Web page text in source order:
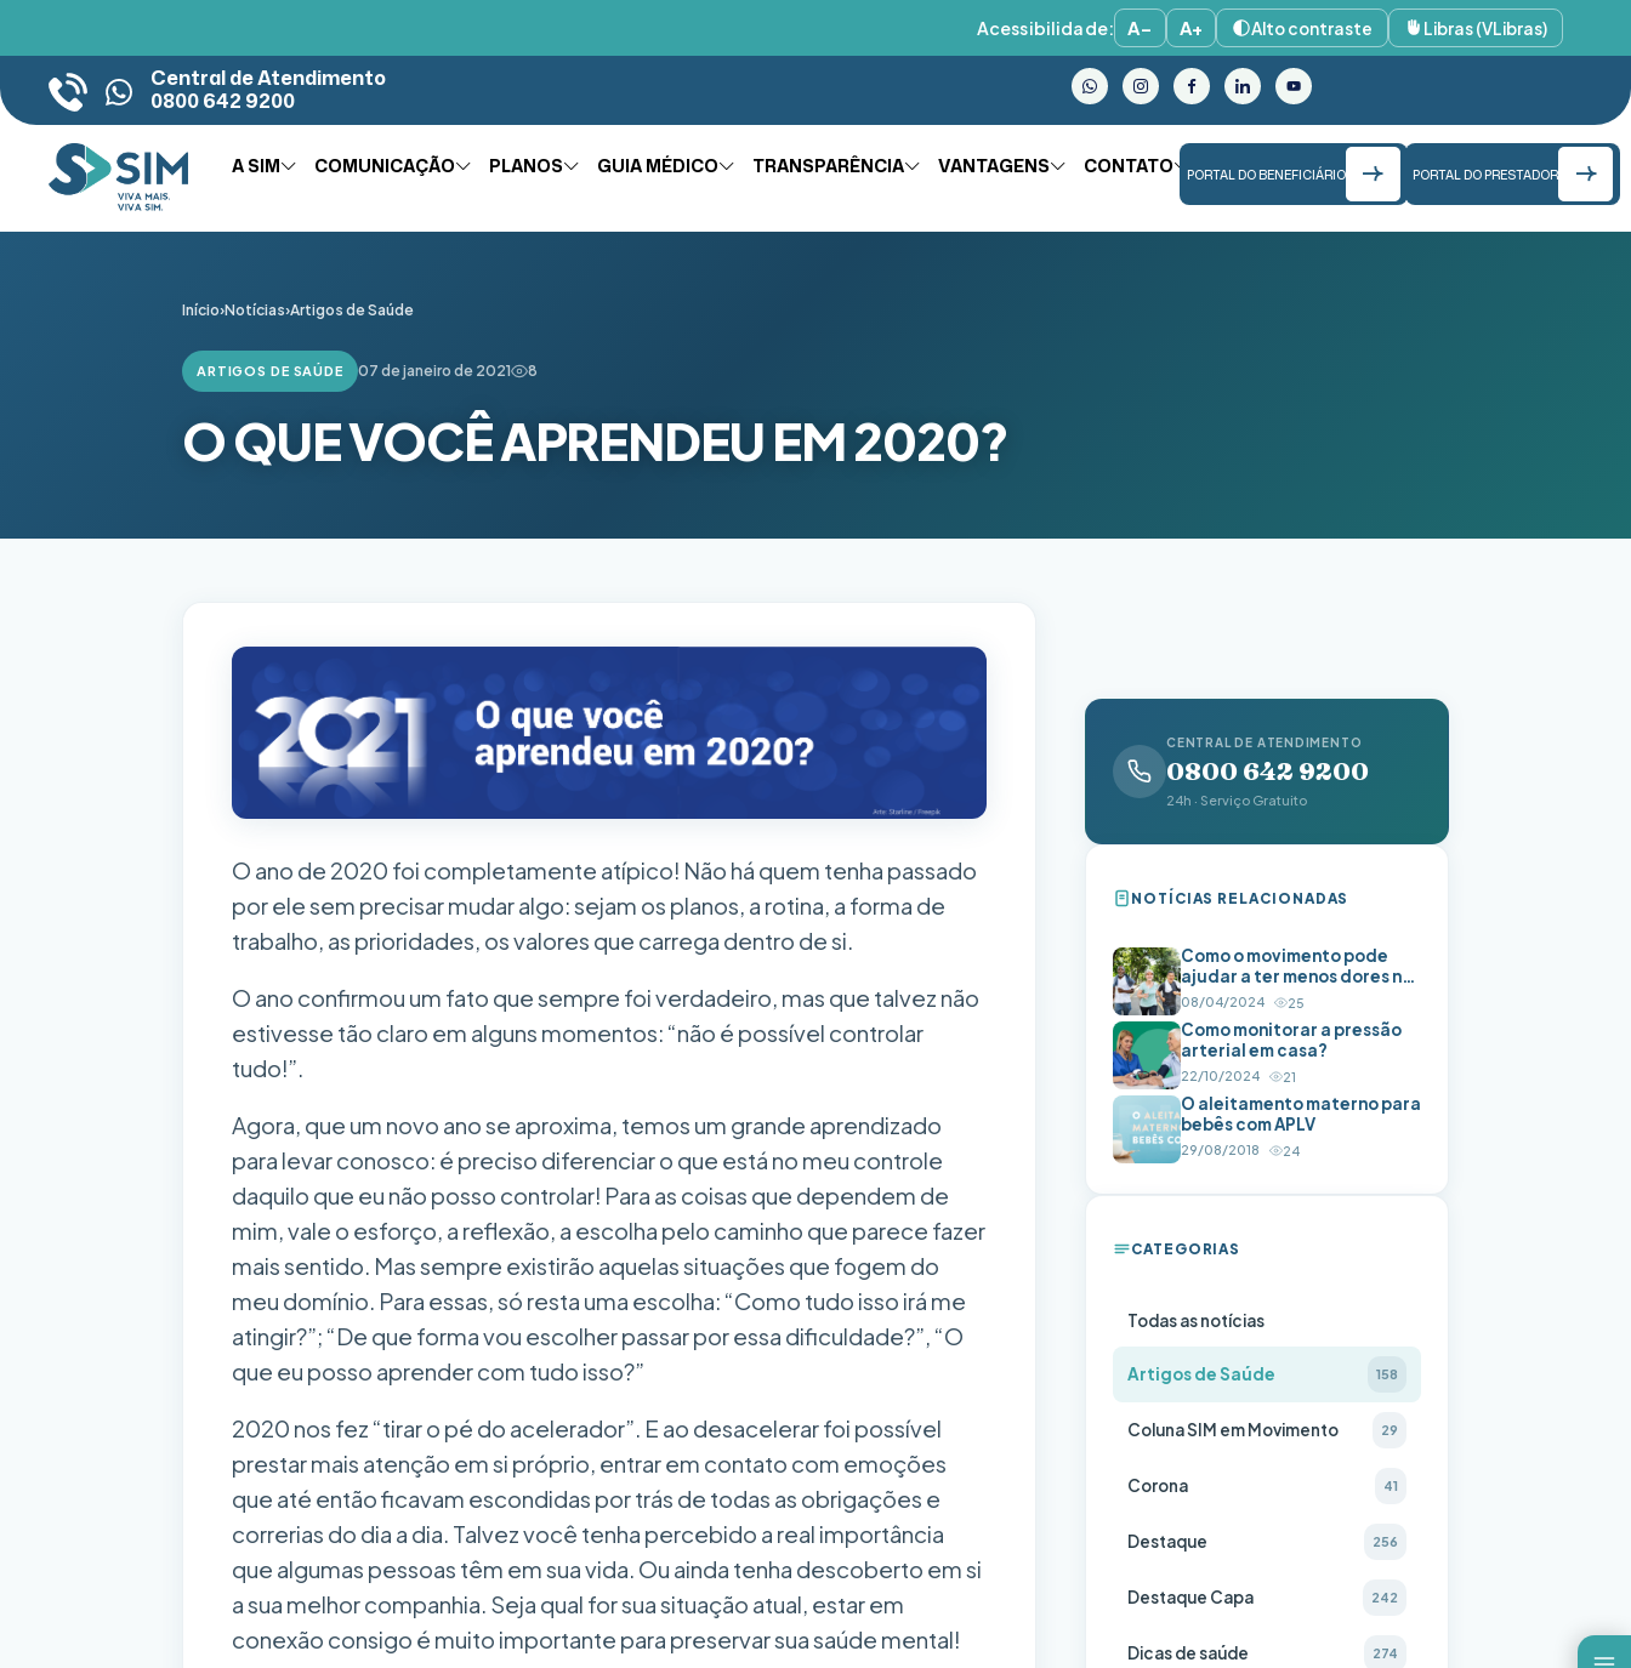
Acessibilidade: A− A+ Alto contraste Libras (VLibras)
Central de Atendimento
0800 642 9200
A SIM COMUNICAÇÃO PLANOS GUIA MÉDICO TRANSPARÊNCIA VANTAGENS CONTATO PORTAL DO BENEFICIÁRIO PORTAL DO PRESTADOR
Início›Notícias›Artigos de Saúde
ARTIGOS DE SAÚDE 07 de janeiro de 2021 8
O QUE VOCÊ APRENDEU EM 2020?
O ano de 2020 foi completamente atípico! Não há quem tenha passado
por ele sem precisar mudar algo: sejam os planos, a rotina, a forma de
trabalho, as prioridades, os valores que carrega dentro de si.
O ano confirmou um fato que sempre foi verdadeiro, mas que talvez não
estivesse tão claro em alguns momentos: “não é possível controlar
tudo!”.
Agora, que um novo ano se aproxima, temos um grande aprendizado
para levar conosco: é preciso diferenciar o que está no meu controle
daquilo que eu não posso controlar! Para as coisas que dependem de
mim, vale o esforço, a reflexão, a escolha pelo caminho que parece fazer
mais sentido. Mas sempre existirão aquelas situações que fogem do
meu domínio. Para essas, só resta uma escolha: “Como tudo isso irá me
atingir?”; “De que forma vou escolher passar por essa dificuldade?”, “O
que eu posso aprender com tudo isso?”
2020 nos fez “tirar o pé do acelerador”. E ao desacelerar foi possível
prestar mais atenção em si próprio, entrar em contato com emoções
que até então ficavam escondidas por trás de todas as obrigações e
correrias do dia a dia. Talvez você tenha percebido a real importância
que algumas pessoas têm em sua vida. Ou ainda tenha descoberto em si
a sua melhor companhia. Seja qual for sua situação atual, estar em
conexão consigo é muito importante para preservar sua saúde mental!
CENTRAL DE ATENDIMENTO
0800 642 9200
24h · Serviço Gratuito
NOTÍCIAS RELACIONADAS
Como o movimento pode
ajudar a ter menos dores no
corpo
08/04/2024 25
Como monitorar a pressão
arterial em casa?
22/10/2024 21
O aleitamento materno para
bebês com APLV
29/08/2018 24
CATEGORIAS
Todas as notícias
Artigos de Saúde 158
Coluna SIM em Movimento 29
Corona 41
Destaque 256
Destaque Capa 242
Dicas de saúde 274